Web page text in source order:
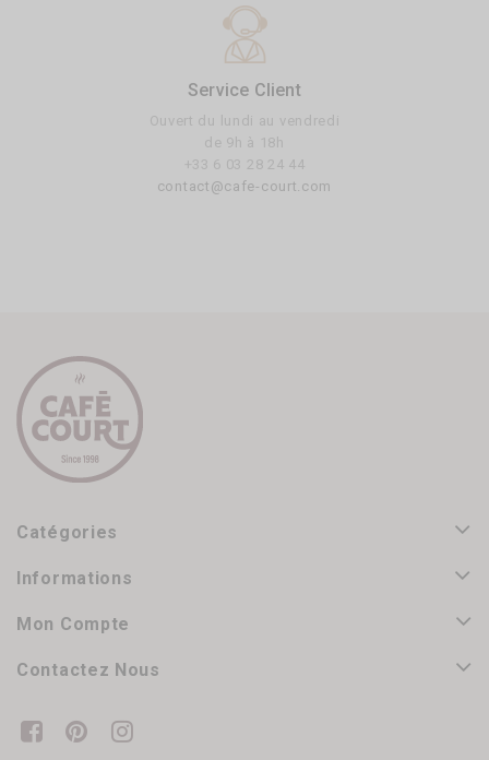
Service Client
Ouvert du lundi au vendredi
de 9h à 18h
+33 6 03 28 24 44
contact@cafe-court.com
Catégories
Informations
Mon Compte
Contactez Nous